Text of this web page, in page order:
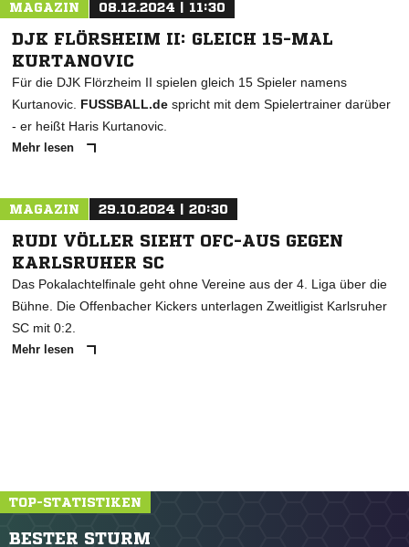
MAGAZIN 08.12.2024 | 11:30
DJK FLÖRSHEIM II: GLEICH 15-MAL
KURTANOVIC
Für die DJK Flörzheim II spielen gleich 15 Spieler namens
Kurtanovic. FUSSBALL.de spricht mit dem Spielertrainer darüber
- er heißt Haris Kurtanovic.
Mehr lesen
MAGAZIN 29.10.2024 | 20:30
RUDI VÖLLER SIEHT OFC-AUS GEGEN
KARLSRUHER SC
Das Pokalachtelfinale geht ohne Vereine aus der 4. Liga über die
Bühne. Die Offenbacher Kickers unterlagen Zweitligist Karlsruher
SC mit 0:2.
Mehr lesen
TOP-STATISTIKEN
BESTER STURM